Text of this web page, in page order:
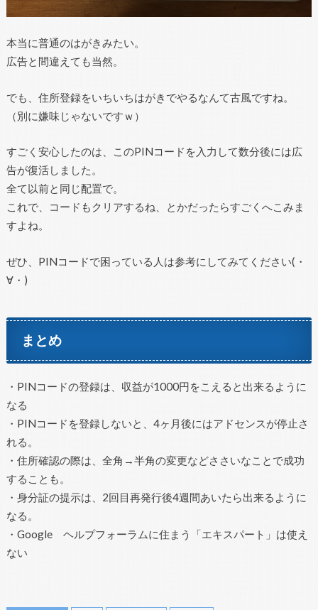
本当に普通のはがきみたい。
広告と間違えても当然。
でも、住所登録をいちいちはがきでやるなんて古風ですね。
（別に嫌味じゃないですｗ）
すごく安心したのは、このPINコードを入力して数分後には広
告が復活しました。
全て以前と同じ配置で。
これで、コードもクリアするね、とかだったらすごくへこみま
すよね。
ぜひ、PINコードで困っている人は参考にしてみてください(・
∀・)
まとめ
・PINコードの登録は、収益が1000円をこえると出来るように
なる
・PINコードを登録しないと、4ヶ月後にはアドセンスが停止さ
れる。
・住所確認の際は、全角→半角の変更などささいなことで成功
することも。
・身分証の提示は、2回目再発行後4週間あいたら出来るように
なる。
・Google ヘルプフォーラムに住まう「エキスパート」は使え
ない